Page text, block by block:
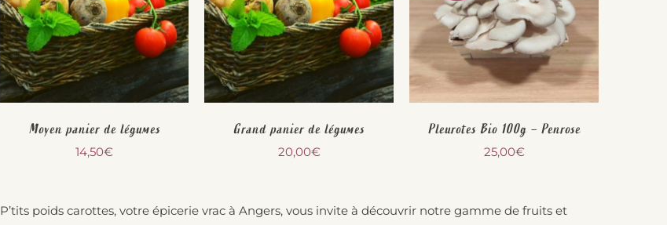
Moyen panier de légumes
14,50€
Grand panier de légumes
20,00€
Pleurotes Bio 100g – Penrose
25,00€
P’tits poids carottes, votre épicerie vrac à Angers, vous invite à découvrir notre gamme de fruits et